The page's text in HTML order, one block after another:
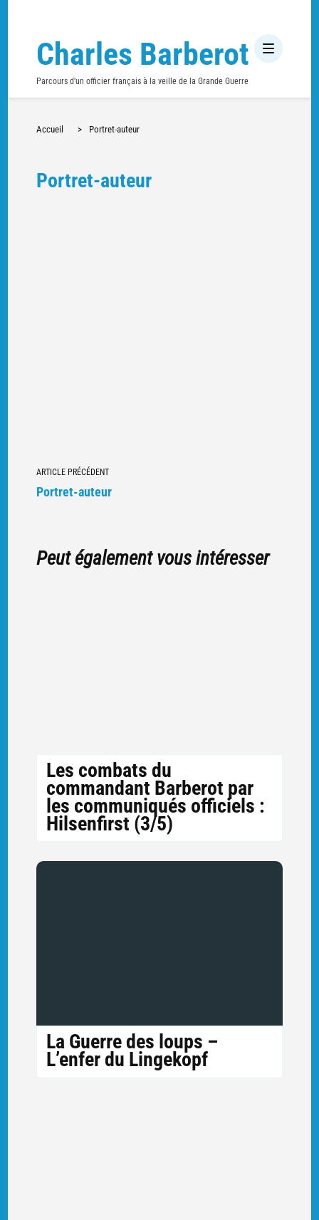
Charles Barberot
Parcours d'un officier français à la veille de la Grande Guerre
Accueil > Portret-auteur
Portret-auteur
Navigation
vers
ARTICLE PRÉCÉDENT
Portret-auteur
Peut également vous intéresser
Les combats du
commandant Barberot par
les communiqués officiels :
Hilsenfirst (3/5)
La Guerre des loups –
L’enfer du Lingekopf